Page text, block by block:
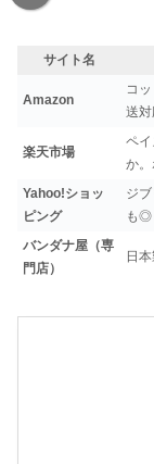
サイト名
Amazon
コ
送
楽天市場
ペ
か
Yahoo!ショッ
ピング
ジ
も◎
バンダナ屋（専
門店）
日